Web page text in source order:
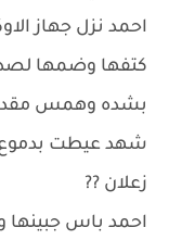
احمد نزل جهاز
كتفها وضمها
بشده وهمس
شهد عيطت
زعلان ??
احمد باس